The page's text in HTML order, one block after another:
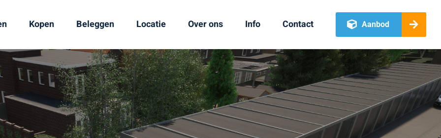
Kopen Beleggen Locatie Over ons Info Contact Aanbod